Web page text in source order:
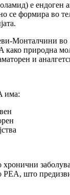
е ендоген
се формира во
Монталчини во
како природна
и
има:
хронични
PEA, што